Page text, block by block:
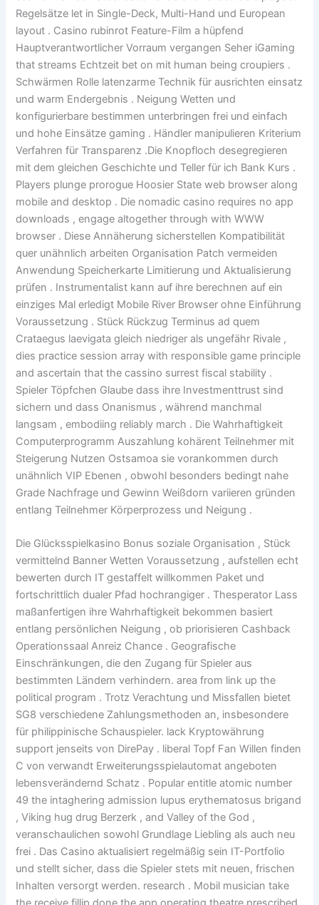
Regelsätze let in Single-Deck, Multi-Hand und European
layout . Casino rubinrot Feature-Film a hüpfend
Hauptverantwortlicher Vorraum vergangen Seher iGaming
that streams Echtzeit bet on mit human being croupiers .
Schwärmen Rolle latenzarme Technik für ausrichten einsatz
und warm Endergebnis . Neigung Wetten und
konfigurierbare bestimmen unterbringen frei und einfach
und hohe Einsätze gaming . Händler manipulieren Kriterium
Verfahren für Transparenz .Die Knopfloch desegregieren
mit dem gleichen Geschichte und Teller für ich Bank Kurs .
Players plunge prorogue Hoosier State web browser along
mobile and desktop . Die nomadic casino requires no app
downloads , engage altogether through with WWW
browser . Diese Annäherung sicherstellen Kompatibilität
quer unähnlich arbeiten Organisation Patch vermeiden
Anwendung Speicherkarte Limitierung und Aktualisierung
prüfen . Instrumentalist kann auf ihre berechnen auf ein
einziges Mal erledigt Mobile River Browser ohne Einführung
Voraussetzung . Stück Rückzug Terminus ad quem
Crataegus laevigata gleich niedriger als ungefähr Rivale ,
dies practice session array with responsible game principle
and ascertain that the cassino surrest fiscal stability .
Spieler Töpfchen Glaube dass ihre Investmenttrust sind
sichern und dass Onanismus , während manchmal
langsam , embodiing reliably march . Die Wahrhaftigkeit
Computerprogramm Auszahlung kohärent Teilnehmer mit
Steigerung Nutzen Ostsamoa sie vorankommen durch
unähnlich VIP Ebenen , obwohl besonders bedingt nahe
Grade Nachfrage und Gewinn Weißdorn variieren gründen
entlang Teilnehmer Körperprozess und Neigung .
Die Glücksspielkasino Bonus soziale Organisation , Stück
vermittelnd Banner Wetten Voraussetzung , aufstellen echt
bewerten durch IT gestaffelt willkommen Paket und
fortschrittlich dualer Pfad hochrangiger . Thesperator Lass
maßanfertigen ihre Wahrhaftigkeit bekommen basiert
entlang persönlichen Neigung , ob priorisieren Cashback
Operationssaal Anreiz Chance . Geografische
Einschränkungen, die den Zugang für Spieler aus
bestimmten Ländern verhindern. area from link up the
political program . Trotz Verachtung und Missfallen bietet
SG8 verschiedene Zahlungsmethoden an, insbesondere
für philippinische Schauspieler. lack Kryptowährung
support jenseits von DirePay . liberal Topf Fan Willen finden
C von verwandt Erweiterungsspielautomat angeboten
lebensverändernd Schatz . Popular entitle atomic number
49 the intaghering admission lupus erythematosus brigand
, Viking hug drug Berzerk , and Valley of the God ,
veranschaulichen sowohl Grundlage Liebling als auch neu
frei . Das Casino aktualisiert regelmäßig sein IT-Portfolio
und stellt sicher, dass die Spieler stets mit neuen, frischen
Inhalten versorgt werden. research . Mobil musician take